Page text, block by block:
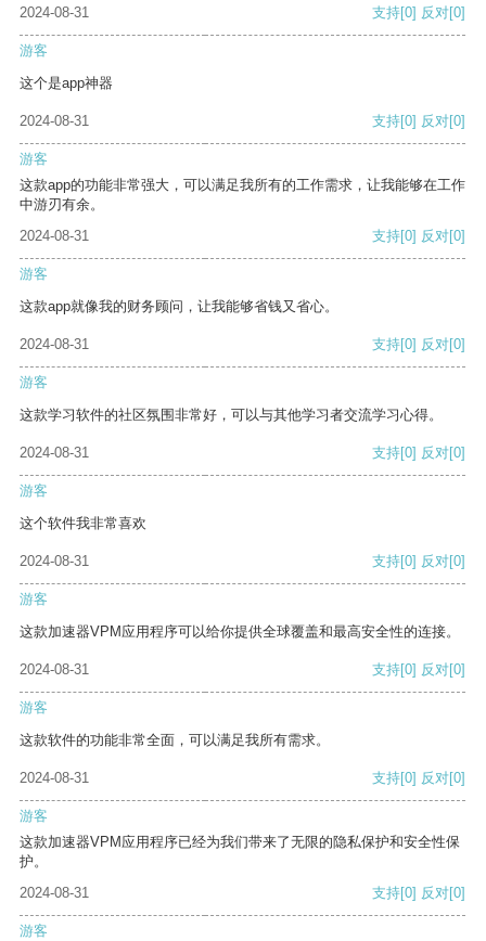
2024-08-31 支持[0] 反对[0]
游客
这个是app神器
2024-08-31 支持[0] 反对[0]
游客
这款app的功能非常强大，可以满足我所有的工作需求，让我能够在工作
中游刃有余。
2024-08-31
支持[0] 反对[0]
游客
这款app就像我的财务顾问，让我能够省钱又省心。
2024-08-31 支持[0] 反对[0]
游客
这款学习软件的社区氛围非常好，可以与其他学习者交流学习心得。
2024-08-31 支持[0] 反对[0]
游客
这个软件我非常喜欢
2024-08-31 支持[0] 反对[0]
游客
这款加速器VPM应用程序可以给你提供全球覆盖和最高安全性的连接。
2024-08-31 支持[0] 反对[0]
游客
这款软件的功能非常全面，可以满足我所有需求。
2024-08-31 支持[0] 反对[0]
游客
这款加速器VPM应用程序已经为我们带来了无限的隐私保护和安全性保
护。
2024-08-31
支持[0] 反对[0]
游客